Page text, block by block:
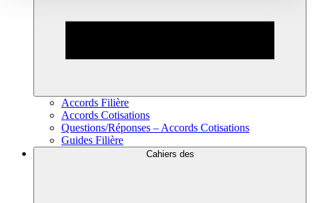
Accords Filière
Accords Cotisations
Questions/Réponses – Accords Cotisations
Guides Filière
Cahiers des